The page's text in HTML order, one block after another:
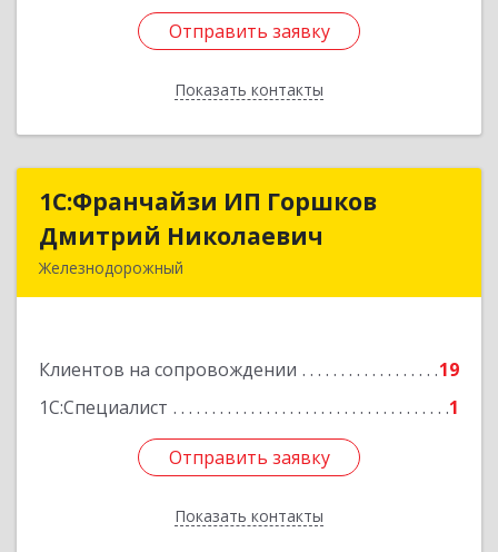
Отправить заявку
Показать контакты
Отправить заявку
Назад
1С:Франчайзи ИП Горшков
Дмитрий Николаевич
Железнодорожный
Клиентов на сопровождении
19
1С:Специалист
1
Отправить заявку
Показать контакты
1С:Франчайзи ИП Горшков
Дмитрий Николаевич
Подробнее
Отправить заявку
Назад